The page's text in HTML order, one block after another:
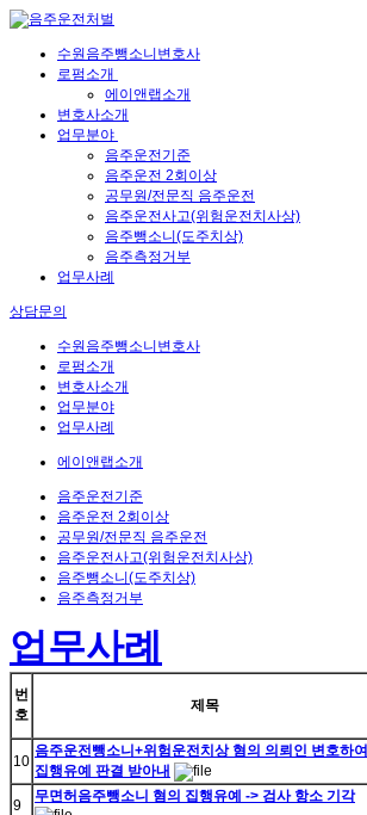
수원음주뺑소니변호사
로펌소개
에이앤랩소개
변호사소개
업무분야
음주운전기준
음주운전 2회이상
공무원/전문직 음주운전
음주운전사고(위험운전치사상)
음주뺑소니(도주치상)
음주측정거부
업무사례
상담문의
수원음주뺑소니변호사
로펌소개
변호사소개
업무분야
업무사례
에이앤랩소개
음주운전기준
음주운전 2회이상
공무원/전문직 음주운전
음주운전사고(위험운전치사상)
음주뺑소니(도주치상)
음주측정거부
업무사례
번
호
제목
10
음주운전뺑소니+위험운전치상 혐의 의뢰인 변호하여
집행유예 판결 받아내
9
무면허음주뺑소니 혐의 집행유예 -> 검사 항소 기각